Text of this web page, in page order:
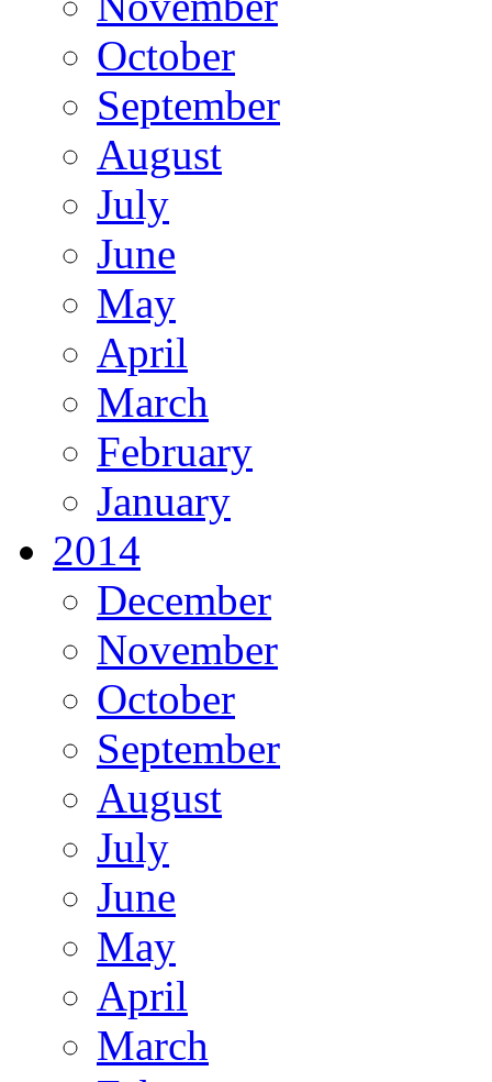
October
September
August
July
June
May
April
March
February
January
2014
December
November
October
September
August
July
June
May
April
March